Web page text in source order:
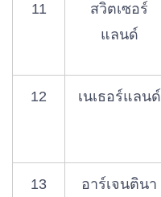
11
สวิตเซอร์
แลนด์
12 เนเธอร์แลนด์
13 อาร์เจนตินา